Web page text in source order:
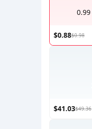
$0.88$0.98
$41.03$49.36